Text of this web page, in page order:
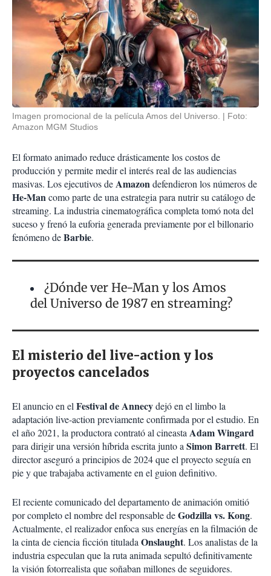
Imagen promocional de la película Amos del Universo.
Foto:
Amazon MGM Studios
El formato animado reduce drásticamente los costos de
producción y permite medir el interés real de las audiencias
masivas. Los ejecutivos deAmazondefendieron los números de
He-Mancomo parte de una estrategia para nutrir su catálogo de
streaming. La industria cinematográfica completa tomó nota del
suceso y frenó la euforia generada previamente por el billonario
fenómeno deBarbie.
¿Dónde ver He-Man y los Amos
del Universo de 1987 en streaming?
El misterio del live-action y los
proyectos cancelados
El anuncio en elFestival de Annecydejó en el limbo la
adaptación live-action previamente confirmada por el estudio. En
el año 2021, la productora contrató al cineastaAdam Wingard
para dirigir una versión híbrida escrita junto aSimon Barrett. El
director aseguró a principios de 2024 que el proyecto seguía en
pie y que trabajaba activamente en el guion definitivo.
El reciente comunicado del departamento de animación omitió
por completo el nombre del responsable deGodzilla vs. Kong.
Actualmente, el realizador enfoca sus energías en la filmación de
la cinta de ciencia ficción tituladaOnslaught. Los analistas de la
industria especulan que la ruta animada sepultó definitivamente
la visión fotorrealista que soñaban millones de seguidores.